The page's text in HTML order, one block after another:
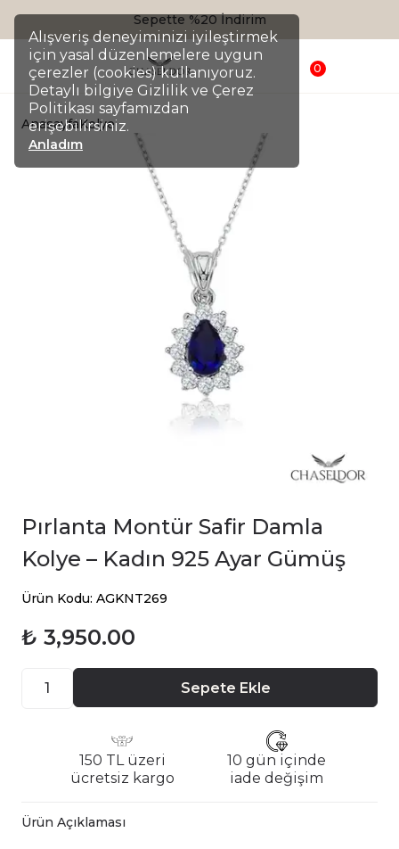
Alışveriş deneyiminizi iyileştirmek
için yasal düzenlemelere uygun
çerezler (cookies) kullanıyoruz.
Detaylı bilgiye Gizlilik ve Çerez
Politikası sayfamızdan
erişebilirsiniz.
Anladım
Sepette %20 İndirim
0
AnasayfaKolye
Pırlanta Montür Safir Damla
Kolye – Kadın 925 Ayar Gümüş
Ürün Kodu: AGKNT269
₺ 3,950.00
Sepete Ekle
150 TL üzeri
ücretsiz kargo
10 gün içinde
iade değişim
Ürün Açıklaması